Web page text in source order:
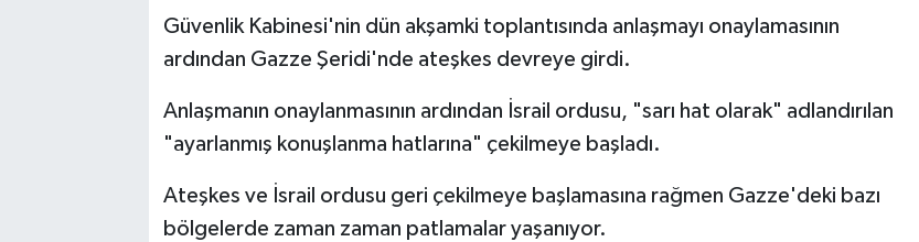
Güvenlik Kabinesi'nin dün akşamki toplantısında anlaşmayı onaylamasının
ardından Gazze Şeridi'nde ateşkes devreye girdi.
Anlaşmanın onaylanmasının ardından İsrail ordusu, "sarı hat olarak" adlandırılan
"ayarlanmış konuşlanma hatlarına" çekilmeye başladı.
Ateşkes ve İsrail ordusu geri çekilmeye başlamasına rağmen Gazze'deki bazı
bölgelerde zaman zaman patlamalar yaşanıyor.